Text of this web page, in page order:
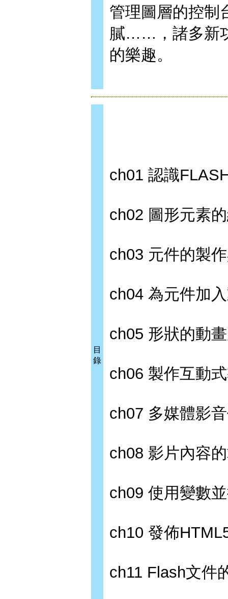
管理圖層的控制
膩……，諸多新
的樂趣。
目
錄
ch01 認識
ch02 圖形元素
ch03 元件的製
ch04 為元件加
ch05 形狀的動
ch06 製作互動
ch07 多媒體影
ch08 影片內容
ch09 使用變數
ch10 發佈
ch11 Flash文件